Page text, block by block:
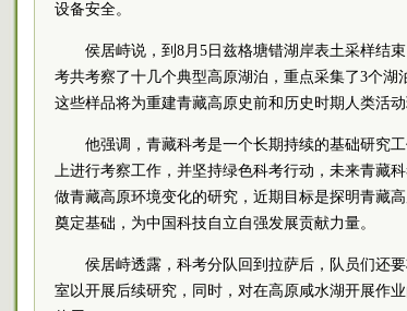
设备安全。
侯居峙说，到8月5日兹格塘错湖岸表土采样结
考共考察了十几个典型高原湖泊，重点采集了3个湖
这些样品将为重建青藏高原史前和历史时期人类活动
他强调，青藏科考是一个长期持续的基础研究
上进行考察工作，并坚持绿色科考行动，未来青藏
做青藏高原环境变化的研究，近期目标是探明青藏
奠定基础，为中国科技自立自强发展贡献力量。
侯居峙透露，科考分队回到拉萨后，队员们还
室以开展后续研究，同时，对在高原咸水湖开展作